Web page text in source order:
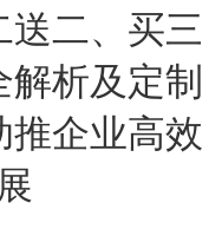
送二、买三
析及定制
推企业高效